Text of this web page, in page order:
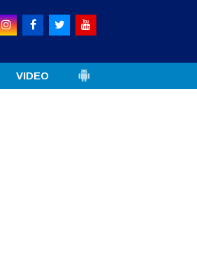
VIDEO